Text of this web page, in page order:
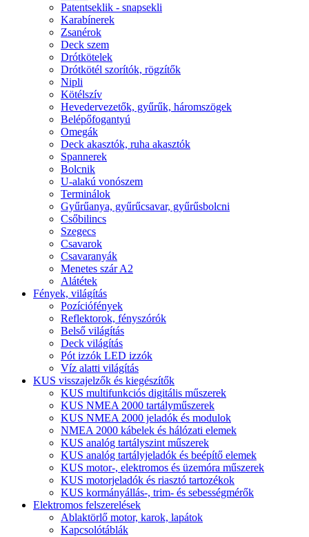
Patentseklik - snapsekli
Karabínerek
Zsanérok
Deck szem
Drótkötelek
Drótkötél szorítók, rögzítők
Nipli
Kötélszív
Hevedervezetők, gyűrűk, háromszögek
Belépőfogantyú
Omegák
Deck akasztók, ruha akasztók
Spannerek
Bolcnik
U-alakú vonószem
Terminálok
Gyűrűanya, gyűrűcsavar, gyűrűsbolcni
Csőbilincs
Szegecs
Csavarok
Csavaranyák
Menetes szár A2
Alátétek
Fények, világítás
Pozíciófények
Reflektorok, fényszórók
Belső világítás
Deck világítás
Pót izzók LED izzók
Víz alatti világítás
KUS visszajelzők és kiegészítők
KUS multifunkciós digitális műszerek
KUS NMEA 2000 tartályműszerek
KUS NMEA 2000 jeladók és modulok
NMEA 2000 kábelek és hálózati elemek
KUS analóg tartályszint műszerek
KUS analóg tartályjeladók és beépítő elemek
KUS motor-, elektromos és üzemóra műszerek
KUS motorjeladók és riasztó tartozékok
KUS kormányállás-, trim- és sebességmérők
Elektromos felszerelések
Ablaktörlő motor, karok, lapátok
Kapcsolótáblák